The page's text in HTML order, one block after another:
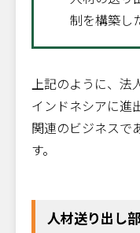
制を構築し
上記のように、
インドネシアに進
関連のビジネスで
す。
人材送り出し